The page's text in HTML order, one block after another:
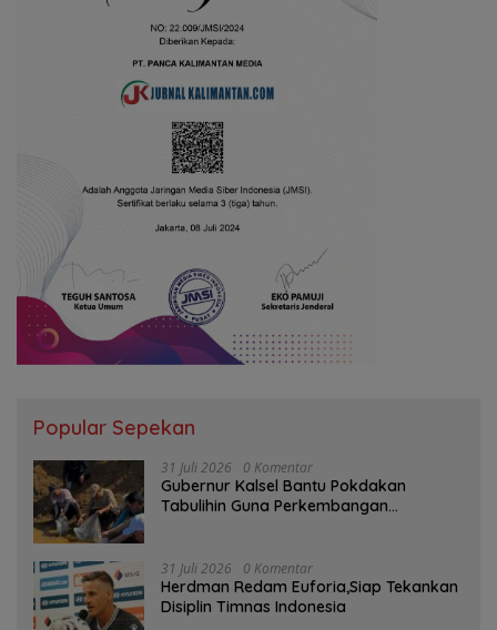
Popular Sepekan
31 Juli 2026 0 Komentar
Gubernur Kalsel Bantu Pokdakan
Tabulihin Guna Perkembangan
31 Juli 2026 0 Komentar
Herdman Redam Euforia,Siap Tekankan
Disiplin Timnas Indonesia